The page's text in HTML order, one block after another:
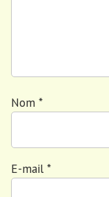
Nom *
E-mail *